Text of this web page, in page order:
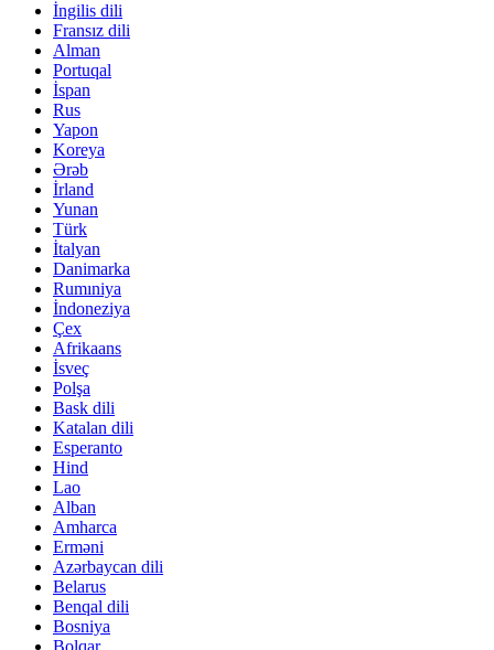
İngilis dili
Fransız dili
Alman
Portuqal
İspan
Rus
Yapon
Koreya
Ərəb
İrland
Yunan
Türk
İtalyan
Danimarka
Rumıniya
İndoneziya
Çex
Afrikaans
İsveç
Polşa
Bask dili
Katalan dili
Esperanto
Hind
Lao
Alban
Amharca
Erməni
Azərbaycan dili
Belarus
Benqal dili
Bosniya